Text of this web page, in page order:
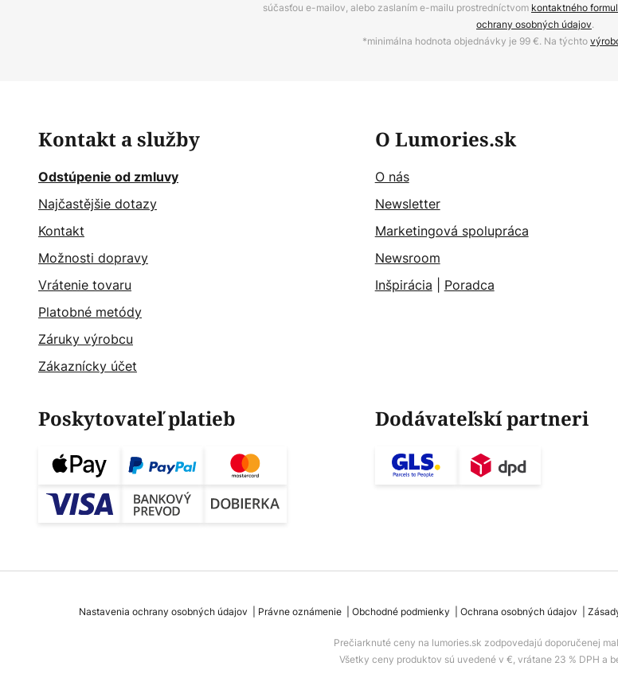
súčasťou e-mailov, alebo zaslaním e-mailu prostredníctvom kontaktného
ochrany osobných údajov.
*minimálna hodnota objednávky je 99 €. Na týchto
Kontakt a služby
Odstúpenie od zmluvy
Najčastějšie dotazy
Kontakt
Možnosti dopravy
Vrátenie tovaru
Platobné metódy
Záruky výrobcu
Zákaznícky účet
O Lumories.sk
O nás
Newsletter
Marketingová spolupráca
Newsroom
Inšpirácia
Poradca
Poskytovateľ platieb Dodávateľskí partneri
Nastavenia ochrany osobných údajov Právne oznámenie Obchodné podmienky Ochrana osobných údajov
Prečiarknuté ceny na lumories.sk zodpovedajú doporučenej
Všetky ceny produktov sú uvedené v €, vrátane 23 % DPH a